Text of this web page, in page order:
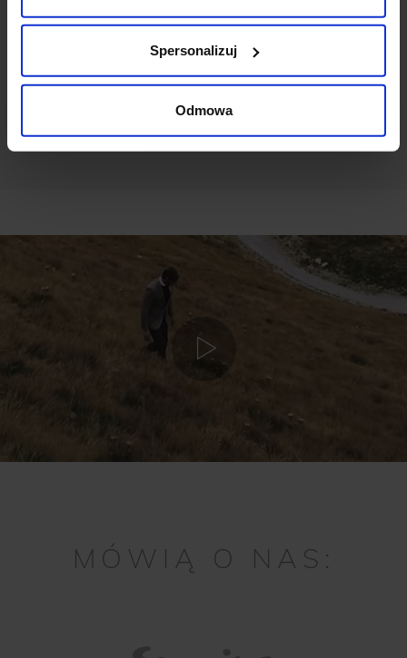
Spersonalizuj
Odmowa
Ten produkt nie ma jeszcze opinii, dodaj opinię, bądź
DODAJ OPINIĘ
MÓWIĄ O NAS: